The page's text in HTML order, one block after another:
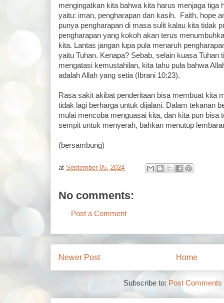
mengingatkan kita bahwa kita harus menjaga tiga
yaitu: iman, pengharapan dan kasih. Faith, hope
punya pengharapan di masa sulit kalau kita tidak
pengharapan yang kokoh akan terus
kita. Lantas jangan lupa pula menaruh
yaitu Tuhan. Kenapa? Sebab, selain kuasa Tuhan
mengatasi kemustahilan, kita tahu pula bahwa
adalah Allah yang setia (Ibrani 10:23).
Rasa sakit akibat penderitaan bisa membuat kita
tidak lagi berharga untuk dijalani. Dalam tekanan
mulai mencoba menguasai kita, dan kita pun bisa
sempit untuk menyerah, bahkan menutup
(bersambung)
at September 05, 2024
No comments:
Post a Comment
Newer Post Home
Subscribe to: Post Comments